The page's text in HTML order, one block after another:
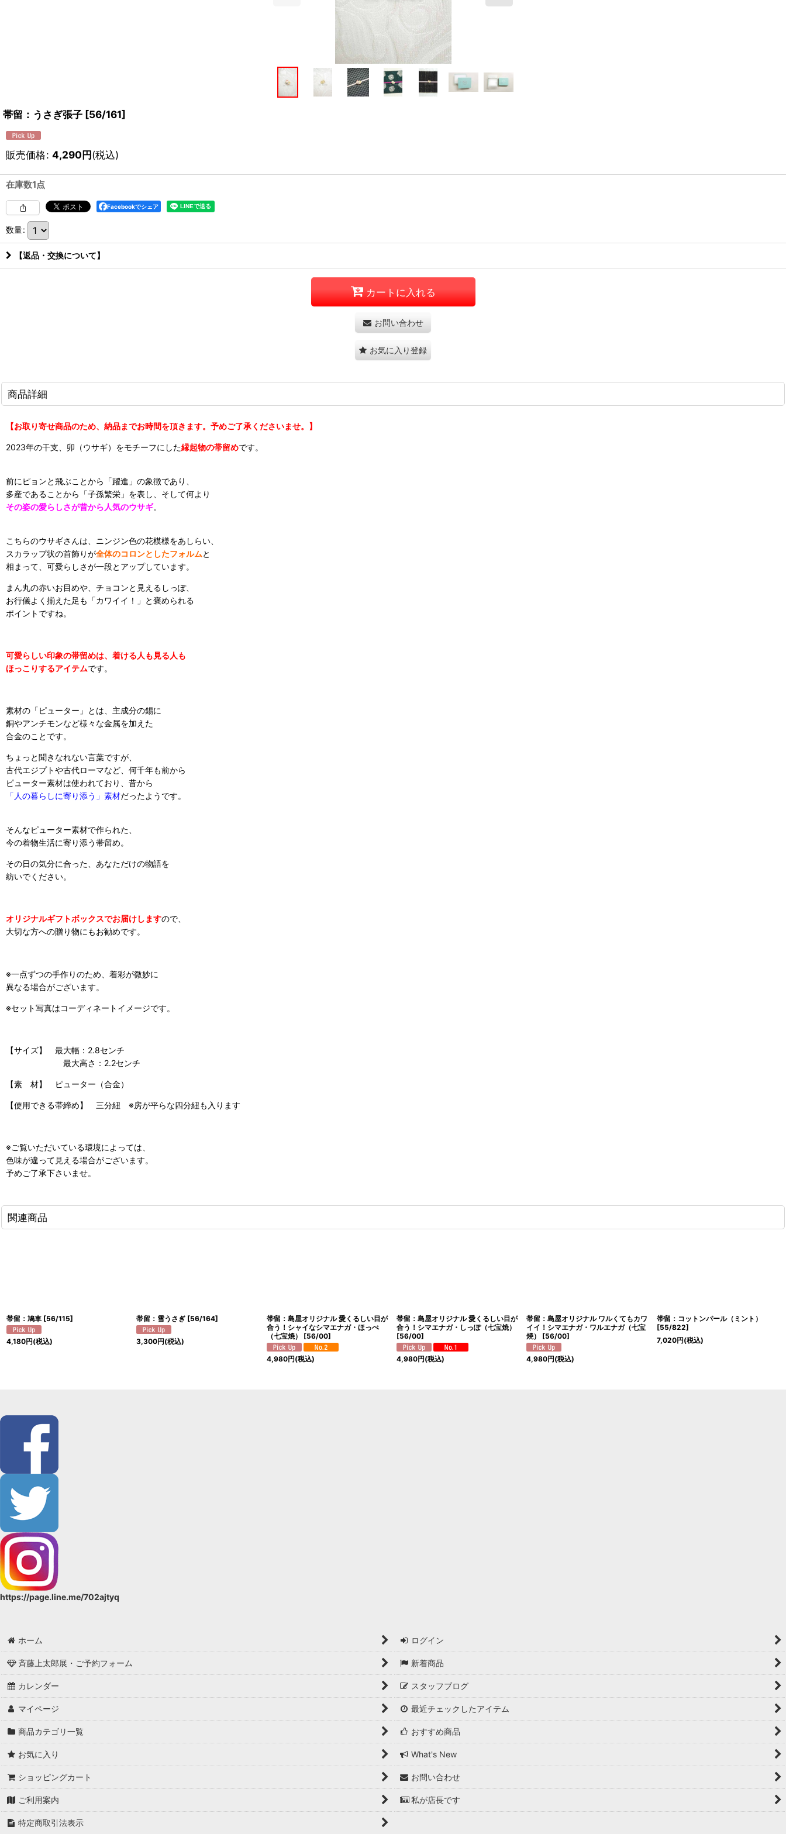
帯留：うさぎ張子 [56/161]
販売価格: 4,290円(税込)
在庫数1点
Facebookでシェア
数量:
【返品・交換について】
カートに入れる
お問い合わせ
お気に入り登録
商品詳細
【お取り寄せ商品のため、納品までお時間を頂きます。予めご了承くださいませ。】
2023年の干支、卯（ウサギ）をモチーフにした縁起物の帯留めです。
前にピョンと飛ぶことから「躍進」の象徴であり、
多産であることから「子孫繁栄」を表し、そして何より
その姿の愛らしさが昔から人気のウサギ。
こちらのウサギさんは、ニンジン色の花模様をあしらい、
スカラップ状の首飾りが全体のコロンとしたフォルムと
相まって、可愛らしさが一段とアップしています。
まん丸の赤いお目めや、チョコンと見えるしっぽ、
お行儀よく揃えた足も「カワイイ！」と褒められる
ポイントですね。
可愛らしい印象の帯留めは、着ける人も見る人も
ほっこりするアイテムです。
素材の「ピューター」とは、主成分の錫に
銅やアンチモンなど様々な金属を加えた
合金のことです。
ちょっと聞きなれない言葉ですが、
古代エジプトや古代ローマなど、何千年も前から
ピューター素材は使われており、昔から
「人の暮らしに寄り添う」素材だったようです。
そんなピューター素材で作られた、
今の着物生活に寄り添う帯留め。
その日の気分に合った、 あなただけの物語を
紡いでください。
オリジナルギフトボックスでお届けしますので、
大切な方への贈り物にもお勧めです。
※一点ずつの手作りのため、着彩が微妙に
異なる場合がございます。
※セット写真はコーディネートイメージです。
【サイズ】 最大幅：2.8センチ
最大高さ：2.2センチ
【素 材】 ピューター（合金）
【使用できる帯締め】 三分紐 ※房が平らな四分紐も入ります
※ご覧いただいている環境によっては、
色味が違って見える場合がございます。
予めご了承下さいませ。
関連商品
帯留：鳩車 [56/115]
4,180円(税込)
帯留：雪うさぎ [56/164]
3,300円(税込)
帯留：島屋オリジナル 愛くるしい目が
合う！シャイなシマエナガ・ほっぺ
（七宝焼）
[56/00]
4,980円(税込)
帯留：島屋オリジナル 愛くるしい目が
合う！シマエナガ・しっぽ（七宝焼）
[56/00]
4,980円(税込)
帯留：島屋オリジナル ワルくてもカワ
イイ！シマエナガ・ワルエナガ（七宝
焼）
[56/00]
4,980円(税込)
帯留：コットンパール（ミント）
[55/822]
7,020円(税込)
https://page.line.me/702ajtyq
ホーム ログイン
斉藤上太郎展・ご予約フォーム 新着商品
カレンダー スタッフブログ
マイページ 最近チェックしたアイテム
商品カテゴリ一覧 おすすめ商品
お気に入り What's New
ショッピングカート お問い合わせ
ご利用案内 私が店長です
特定商取引法表示